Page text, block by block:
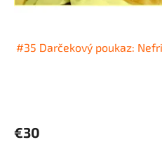
#35 Darčekový poukaz:
€30